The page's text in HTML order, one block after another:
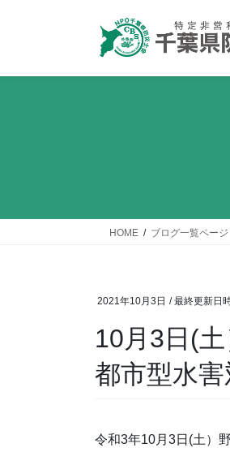
HOME ブログ一覧ページ
2021年10月3日 / 最終更新日
10月3日(
都市型水害
令和3年10月3日(土）